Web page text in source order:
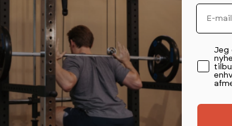
udtryk i centret.
Bumper Plates fra American Barbell:
Email
Jeg